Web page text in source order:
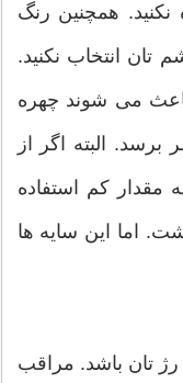
همچنین رنگ
تان انتخاب نکنید.
می شوند چهره
البته اگر از
کم استفاده
اما این سایه ها
تان باشد. مراقب